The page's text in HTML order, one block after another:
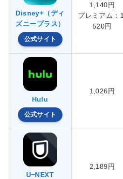
Disney+（ディ
ズニープラス）
公式サイト
1,140円
プレミアム：1,
520円
Hulu
公式サイト
1,026円
U−NEXT
2,189円